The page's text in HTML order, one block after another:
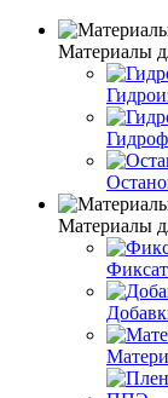
Материалы
Материалы